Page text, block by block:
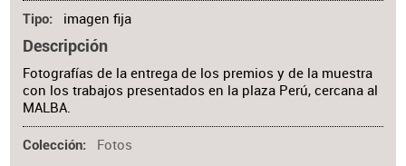
Tipo imagen fija
Descripción
Fotografías de la entrega de los premios y de la muestra
con los trabajos presentados en la plaza Perú, cercana al
MALBA.
Colección Fotos